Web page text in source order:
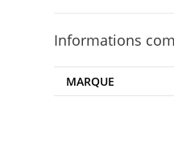
Informations
MARQUE